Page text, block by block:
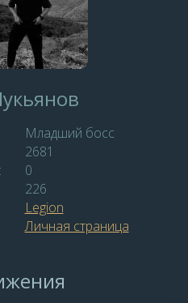
Младший босс
2681
0
226
Legion
Личная страница